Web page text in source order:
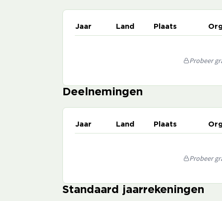
Jaar Land Plaats
Probeer
Deelnemingen
Jaar Land Plaats
Probeer
Standaard jaarrekeningen